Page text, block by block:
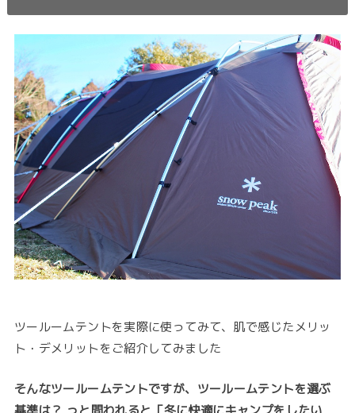
ツールームテントを実際に使ってみて、肌で感じたメリッ
ト・デメリットをご紹介してみました
そんなツールームテントですが、ツールームテントを選ぶ